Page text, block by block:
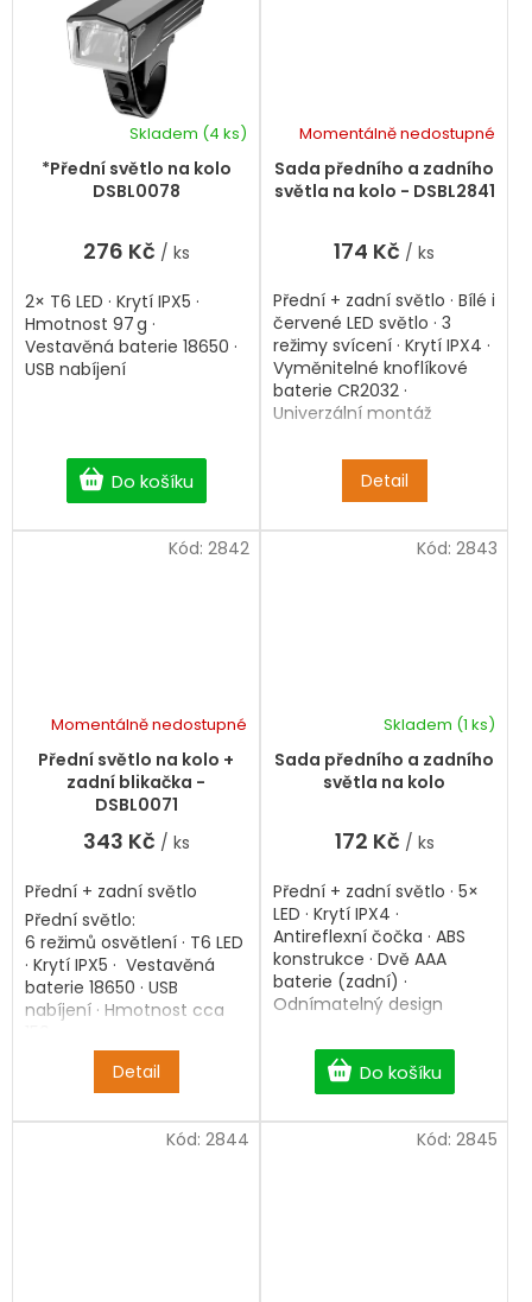
*Přední světlo na kolo
DSBL0078
Skladem (4 ks)
276 Kč / ks
Do košíku
2× T6 LED · Krytí IPX5 ·
Hmotnost 97 g ·
Vestavěná baterie 18650 ·
USB nabíjení
Sada předního a zadního
světla na kolo - DSBL2841
Momentálně nedostupné
174 Kč / ks
Detail
Přední + zadní světlo · Bílé i
červené LED světlo · 3
režimy svícení · Krytí IPX4 ·
Vyměnitelné knoflíkové
baterie CR2032 ·
Univerzální montáž
Přední světlo na kolo +
zadní blikačka -
DSBL0071
Průměrné
hodnocení
produktu
hvězdiček.
Momentálně nedostupné
343 Kč / ks
Detail
Přední + zadní světlo
Přední světlo:
6 režimů osvětlení · T6 LED
· Krytí IPX5 · Vestavěná
baterie 18650 · USB
nabíjení · Hmotnost cca
5 režimů osvětlení · USB
dobíjení · Snadná
instalace · Hmotnost 70 g
Kód: 2842
Sada předního a zadního
světla na kolo
Skladem (1 ks)
172 Kč / ks
Do košíku
Přední + zadní světlo · 5×
LED · Krytí IPX4 ·
Antireflexní čočka · ABS
konstrukce · Dvě AAA
baterie (zadní) ·
Odnímatelný design
Kód: 2843
Kód: 2844 Kód: 2845